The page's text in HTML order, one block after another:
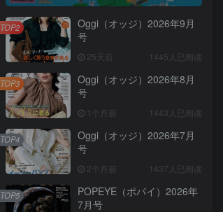
Oggi（オッジ）2026年9月
号
25天前 1445人已阅读
TOP2
Oggi（オッジ）2026年8月
号
1个月前 1443人已阅读
TOP3
Oggi（オッジ）2026年7月
号
2个月前 1437人已阅读
TOP4
POPEYE（ポパイ）2026年
7月号
TOP5